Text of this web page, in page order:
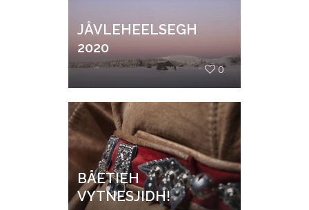
JÅVLEHEELSEGH
2020
0
BÅETIEH
VYTNESJIDH!